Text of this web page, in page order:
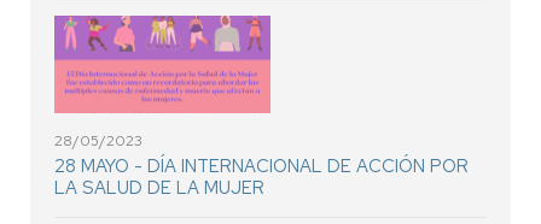
28/05/2023
28 MAYO - DÍA INTERNACIONAL DE ACCIÓN POR
LA SALUD DE LA MUJER